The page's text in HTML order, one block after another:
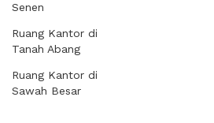
Senen
Ruang Kantor di
Tanah Abang
Ruang Kantor di
Sawah Besar